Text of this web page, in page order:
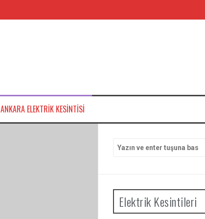
ANKARA ELEKTRIK KESINTISI
yap:
Elektrik Kesintileri